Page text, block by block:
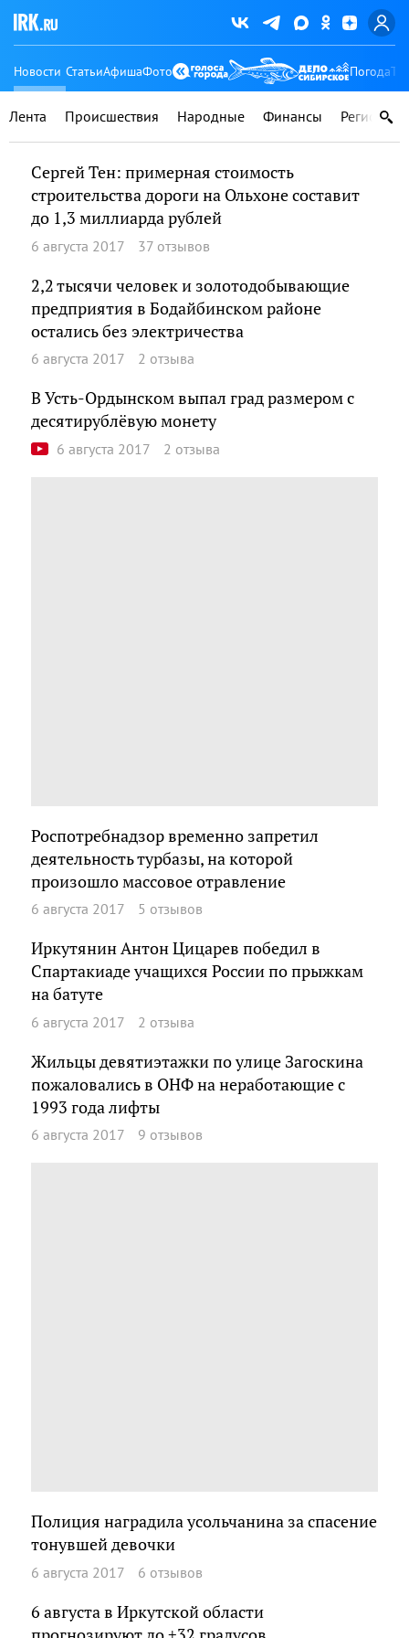
Новости СтатьиАфишаФото Погода
Лента Происшествия Народные Финансы Регионы
Сергей Тен: примерная стоимость
строительства дороги на Ольхоне составит
до 1,3 миллиарда рублей
6 августа 2017 37 отзывов
2,2 тысячи человек и золотодобывающие
предприятия в Бодайбинском районе
остались без электричества
6 августа 2017 2 отзыва
В Усть-Ордынском выпал град размером с
десятирублёвую монету
6 августа 2017 2 отзыва
Роспотребнадзор временно запретил
деятельность турбазы, на которой
произошло массовое отравление
6 августа 2017 5 отзывов
Иркутянин Антон Цицарев победил в
Спартакиаде учащихся России по прыжкам
на батуте
6 августа 2017 2 отзыва
Жильцы девятиэтажки по улице Загоскина
пожаловались в ОНФ на неработающие с
1993 года лифты
6 августа 2017 9 отзывов
Полиция наградила усольчанина за спасение
тонувшей девочки
6 августа 2017 6 отзывов
6 августа в Иркутской области